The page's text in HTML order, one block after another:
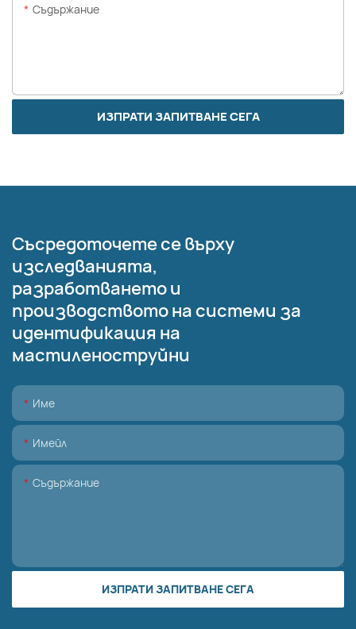
Съдържание
ИЗПРАТИ ЗАПИТВАНЕ СЕГА
Съсредоточете се върху
изследванията,
разработването и
производството на системи за
идентификация на
мастиленоструйни
Име
Имейл
Съдържание
ИЗПРАТИ ЗАПИТВАНЕ СЕГА